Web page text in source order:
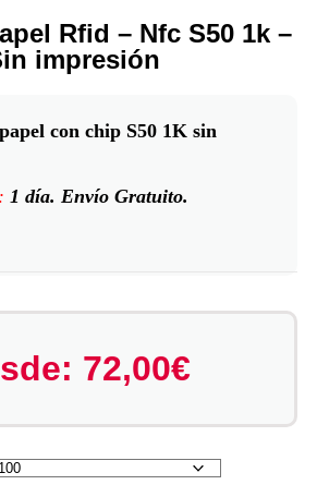
Rfid – Nfc S50 1k –
impresión
con chip S50 1K sin
1 día. Envío Gratuito.
72,00€